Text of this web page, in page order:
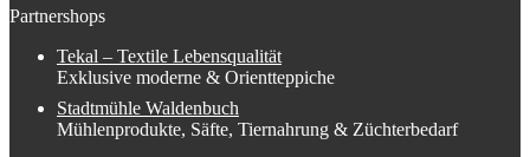
Partnershops
Tekal – Textile Lebensqualität
Exklusive moderne & Orientteppiche
Stadtmühle Waldenbuch
Mühlenprodukte, Säfte, Tiernahrung & Züchterbedarf